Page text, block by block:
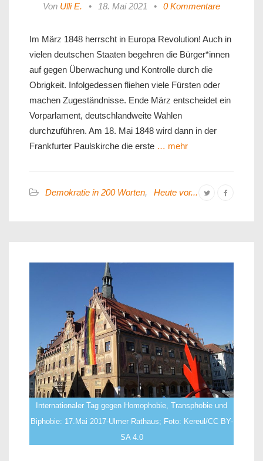
Von Ulli E. • 18. Mai 2021 • 0 Kommentare
Im März 1848 herrscht in Europa Revolution! Auch in
vielen deutschen Staaten begehren die Bürger*innen
auf gegen Überwachung und Kontrolle durch die
Obrigkeit. Infolgedessen fliehen viele Fürsten oder
machen Zugeständnisse. Ende März entscheidet ein
Vorparlament, deutschlandweite Wahlen
durchzuführen. Am 18. Mai 1848 wird dann in der
Frankfurter Paulskirche die erste … mehr
Demokratie in 200 Worten, Heute vor...
Internationaler Tag gegen Homophobie, Transphobie und
Biphobie: 17.Mai 2017-Ulmer Rathaus; Foto: Kereul/CC BY-
SA 4.0